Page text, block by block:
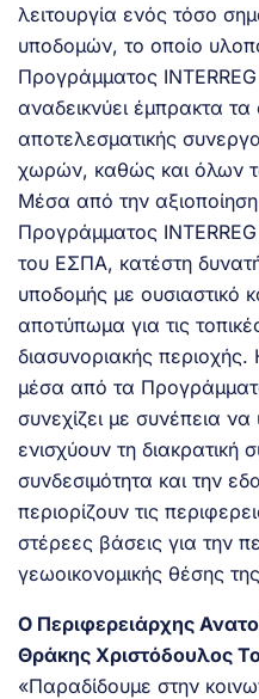
λειτουργία ενός τόσο
υποδομών, το οποίο
Προγράμματος
αναδεικνύει έμπρακτα
αποτελεσματικής
χωρών, καθώς και όλων
Μέσα από την
Προγράμματος
του ΕΣΠΑ, κατέστη
υποδομής με ουσιαστικό
αποτύπωμα για τις
διασυνοριακής
μέσα από τα
συνεχίζει με συνέπεια
ενισχύουν τη διακρατική
συνδεσιμότητα και την
περιορίζουν τις
στέρεες βάσεις για την
γεωοικονομικής θέσης
Ο Περιφερειάρχης
Θράκης Χριστόδουλος
«Παραδίδουμε στην